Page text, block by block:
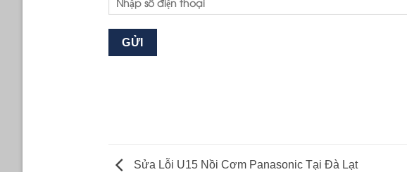
Sửa Lỗi U15 Nồi Cơm Panasonic Tại Đà Lạt